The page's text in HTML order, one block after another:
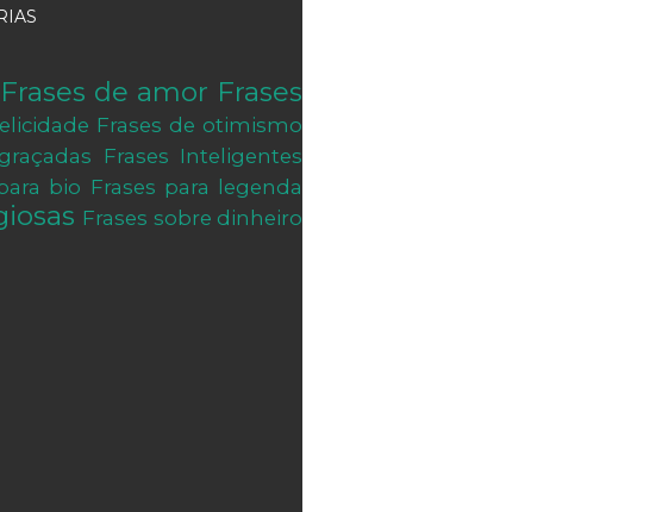
Frases de amor Frases
Frases de otimismo
Frases Inteligentes
bio Frases para legenda
Frases sobre dinheiro